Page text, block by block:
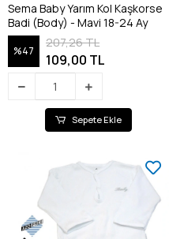
Sema Baby Yarım Kol Kaşkorse
Badi (Body) - Mavi 18-24 Ay
%47
207,26 TL
109,00 TL
Sepete Ekle